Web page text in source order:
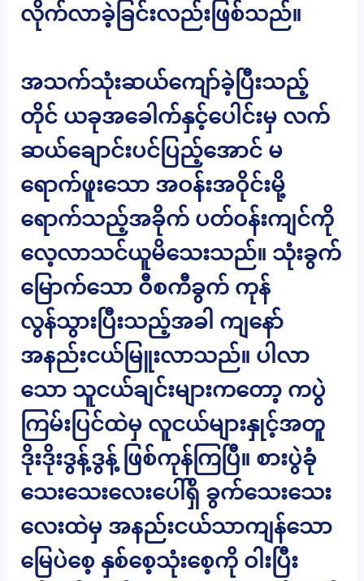
လိုက်လာခဲ့ခြင်းလည်းဖြစ်သည်။
အသက်သုံးဆယ်ကျော်ခဲ့ပြီးသည့်
တိုင် ယခုအခေါက်နှင့်ပေါင်းမှ လက်
ဆယ်ချောင်းပင်ပြည့်အောင် မ
ရောက်ဖူးသော အဝန်းအဝိုင်းမို့
ရောက်သည့်အခိုက် ပတ်ဝန်းကျင်ကို
လေ့လာသင်ယူမိသေးသည်။ သုံးခွက်
မြောက်သော ဝီစကီခွက် ကုန်
လွန်သွားပြီးသည့်အခါ ကျနော်
အနည်းငယ်မြူးလာသည်။ ပါလာ
သော သူငယ်ချင်းများကတော့ ကပွဲ
ကြမ်းပြင်ထဲမှ လူငယ်များနှုင့်အတူ
ဒိုးဒိုးဒွန့်ဒွန့် ဖြစ်ကုန်ကြပြီ။ စားပွဲခုံ
သေးသေးလေးပေါ်ရှိ ခွက်သေးသေး
လေးထဲမှ အနည်းငယ်သာကျန်သော
မြေပဲစေ့ နှစ်စေ့သုံးစေ့ကို ဝါးပြီး